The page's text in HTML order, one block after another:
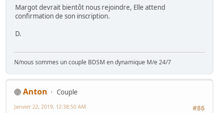
Margot devrait bientôt nous rejoindre, Elle attend
confirmation de son inscription.
D.
N/nous sommes un couple BDSM en dynamique M/e 24/7
Anton
Couple
#86
Janvier 22, 2019, 12:38:50 AM